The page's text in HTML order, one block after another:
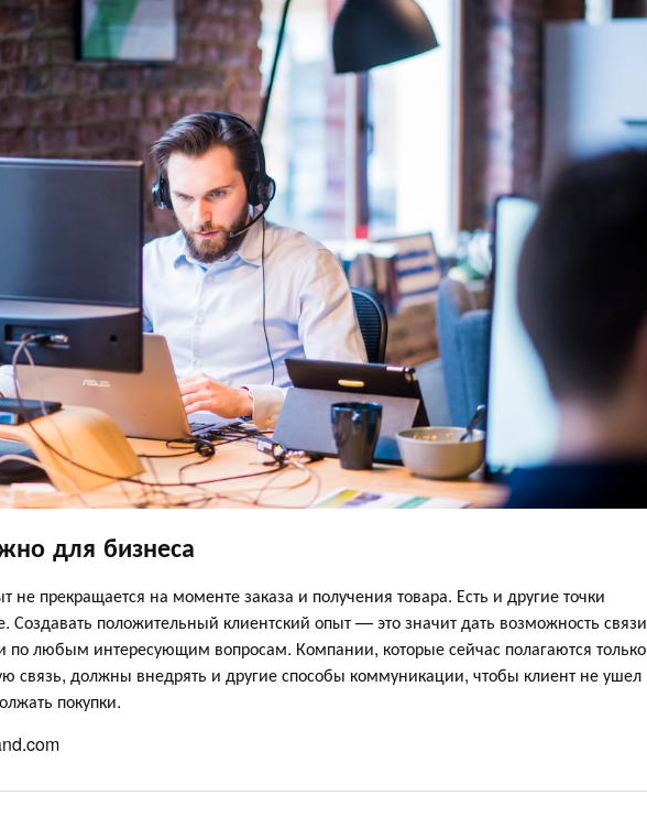
для бизнеса
не прекращается на моменте заказа и получения товара. Есть и другие точки
Создавать положительный клиентский опыт — это значит дать возможность связи
по любым интересующим вопросам. Компании, которые сейчас полагаются только
связь, должны внедрять и другие способы коммуникации, чтобы клиент не ушел
покупки.